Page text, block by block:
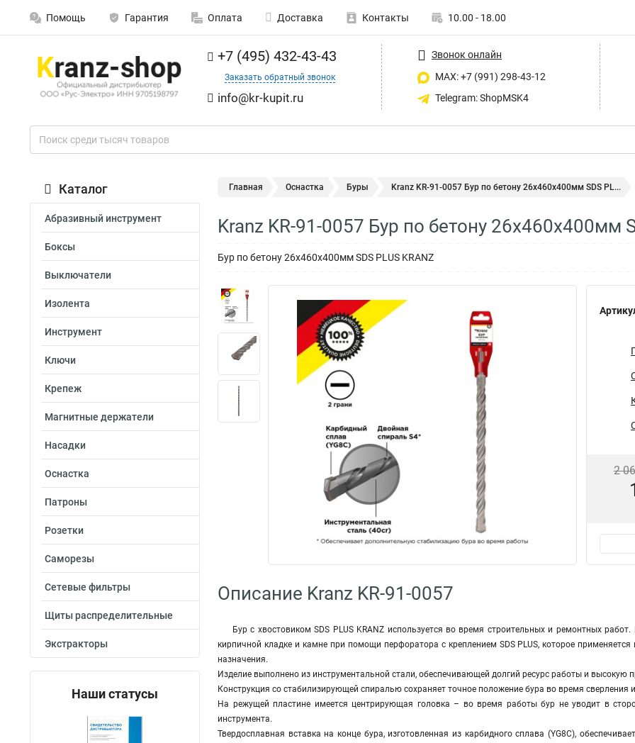
Помощь Гарантия Оплата Доставка Контакты 10.00 - 18.00
+7 (495) 432-43-43
Заказать обратный звонок
info@kr-kupit.ru
Звонок онлайн
MAX: +7 (991) 298-43-12
Telegram: ShopMSK4
Каталог
Абразивный инструмент
Боксы
Выключатели
Изолента
Инструмент
Ключи
Крепеж
Магнитные держатели
Насадки
Оснастка
Патроны
Розетки
Саморезы
Сетевые фильтры
Щиты распределительные
Экстракторы
Наши статусы
Главная Оснастка Буры Kranz KR-91-0057 Бур по бетону 26x460x400мм SDS PL...
Kranz KR-91-0057 Бур по бетону 26x460x400мм
Бур по бетону 26x460x400мм SDS PLUS KRANZ
2
Описание Kranz KR-91-0057
Бур с хвостовиком SDS PLUS KRANZ используется во время строительных и ремонтных
кирпичной кладке и камне при помощи перфоратора с креплением SDS PLUS, которое
назначения.
Изделие выполнено из инструментальной стали, обеспечивающей долгий ресурс работы и высокую
Конструкция со стабилизирующей спиралью сохраняет точное положение бура во время сверления
На режущей пластине имеется центрирующая головка – во время работы бур не уводит в
инструмента.
Твердосплавная вставка на конце бура, изготовленная из карбидного сплава (YG8C),